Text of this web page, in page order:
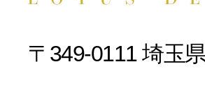
〒349-0111 埼玉